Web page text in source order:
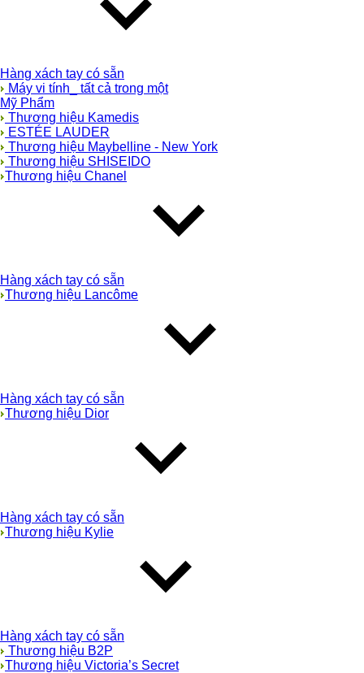
Hàng xách tay có sẵn
Máy vi tính_ tất cả trong một
Mỹ Phẩm
Thương hiệu Kamedis
ESTÉE LAUDER
Thương hiệu Maybelline - New York
Thương hiệu SHISEIDO
Thương hiệu Chanel
Hàng xách tay có sẵn
Thương hiệu Lancôme
Hàng xách tay có sẵn
Thương hiệu Dior
Hàng xách tay có sẵn
Thương hiệu Kylie
Hàng xách tay có sẵn
Thương hiệu B2P
Thương hiệu Victoria’s Secret